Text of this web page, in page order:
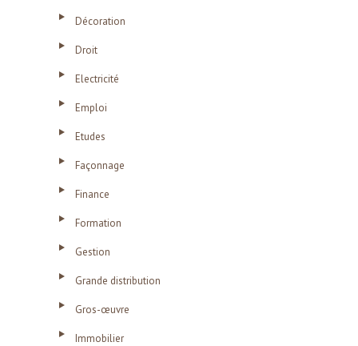
Décoration
Droit
Electricité
Emploi
Etudes
Façonnage
Finance
Formation
Gestion
Grande distribution
Gros-œuvre
Immobilier